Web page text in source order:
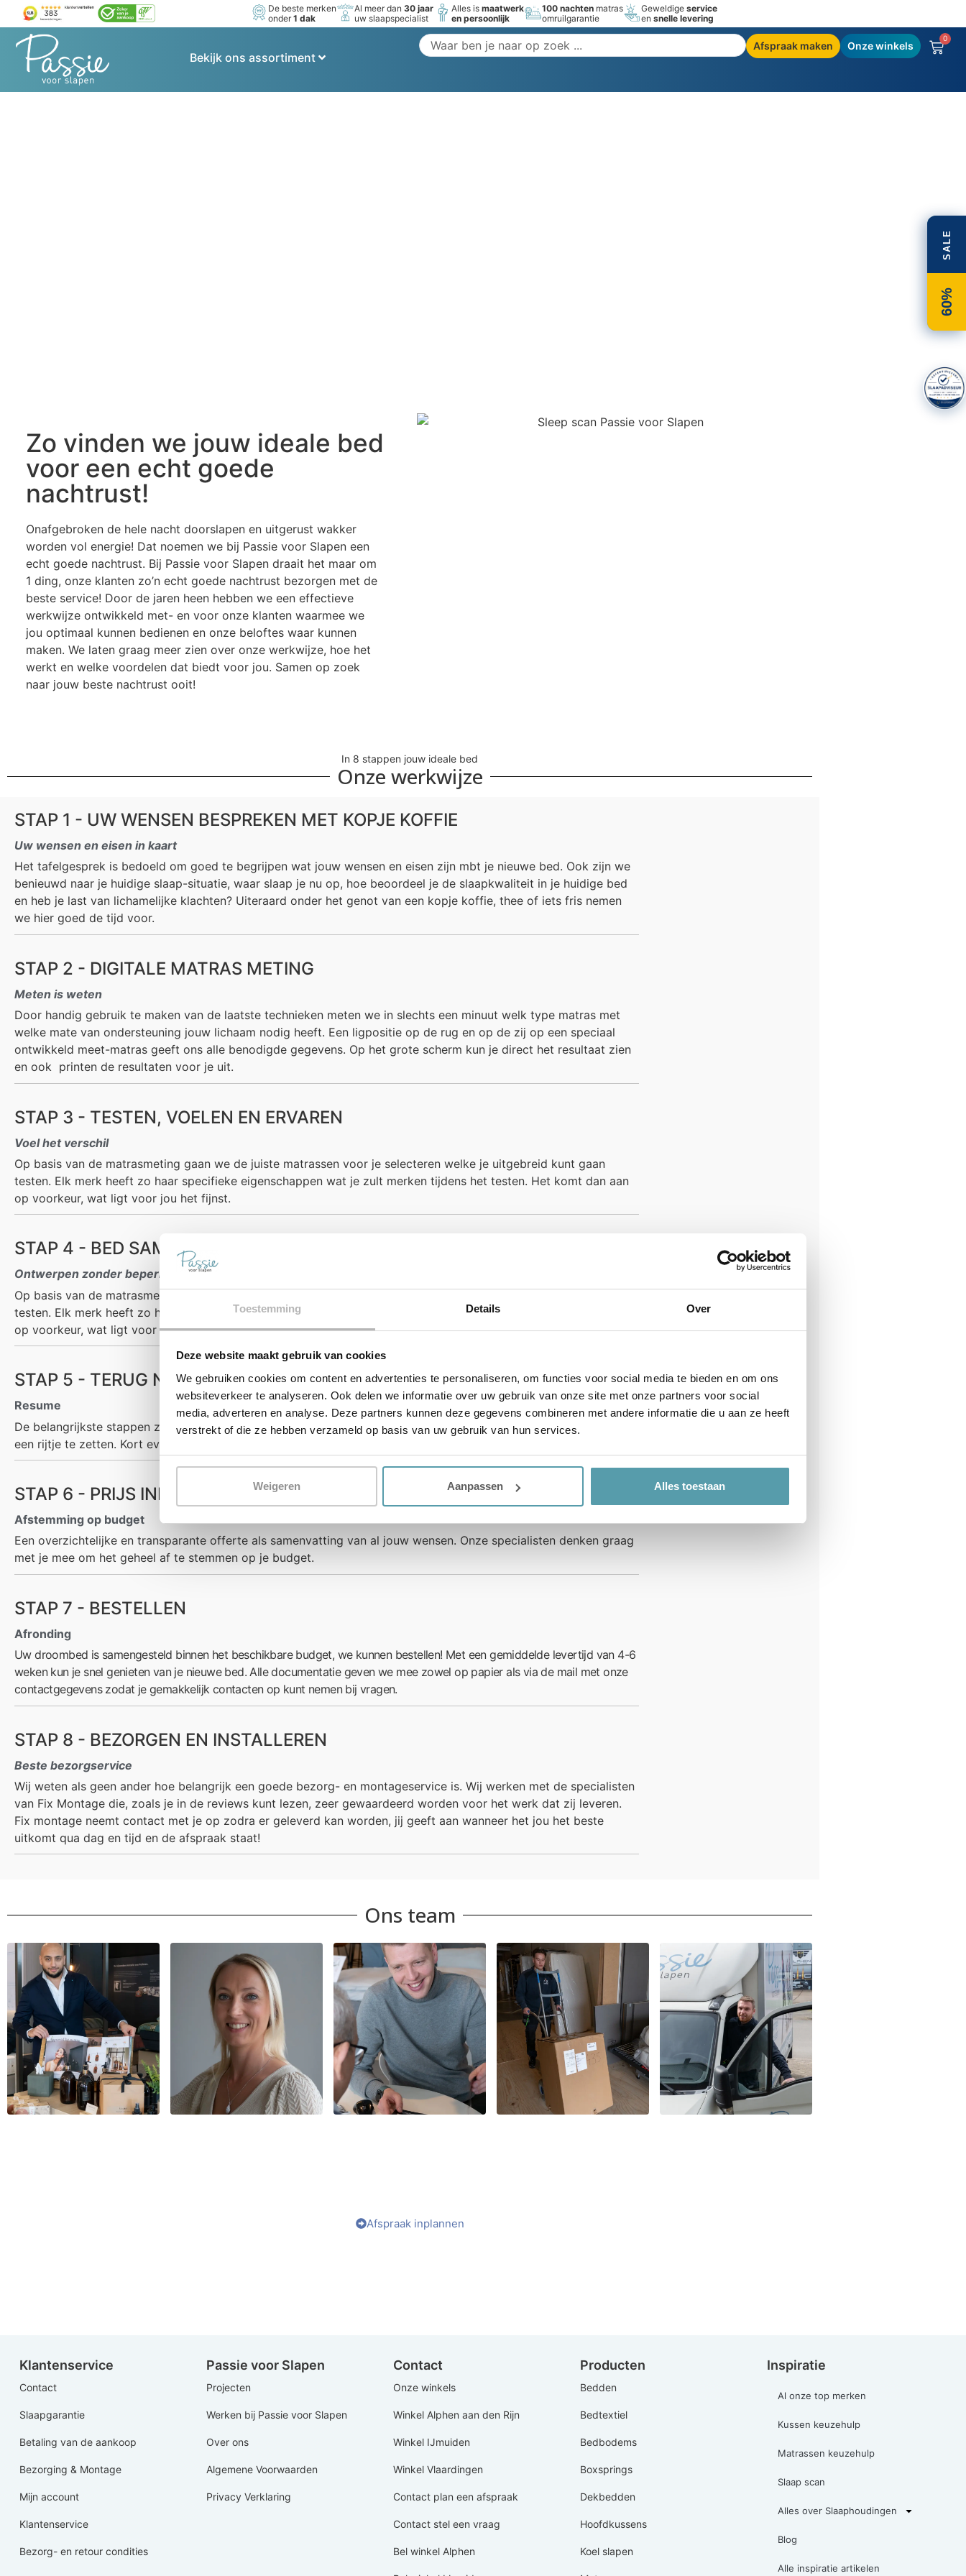
Toestemming Details Over
Deze website maakt gebruik van cookies
We gebruiken cookies om content en advertenties te personaliseren, om functies voor social media te bieden en om ons
websiteverkeer te analyseren. Ook delen we informatie over uw gebruik van onze site met onze partners voor social
media, adverteren en analyse. Deze partners kunnen deze gegevens combineren met andere informatie die u aan ze heeft
verstrekt of die ze hebben verzameld op basis van uw gebruik van hun services.
Weigeren Aanpassen Alles toestaan
De beste merken
onder1 dak
Al meer dan30 jaar
uw slaapspecialist
Alles ismaatwerk
en persoonlijk
100 nachten matras
omruilgarantie
Geweldigeservice
ensnelle levering
Bekijk ons assortiment
Afspraak maken Onze winkels
0
SALE
60%
Zo vinden we jouw ideale bed
voor een echt goede
nachtrust!
Onafgebroken de hele nacht doorslapen en uitgerust wakker
worden vol energie! Dat noemen we bij Passie voor Slapen een
echt goede nachtrust. Bij Passie voor Slapen draait het maar om
1 ding, onze klanten zo’n echt goede nachtrust bezorgen met de
beste service! Door de jaren heen hebben we een effectieve
werkwijze ontwikkeld met- en voor onze klanten waarmee we
jou optimaal kunnen bedienen en onze beloftes waar kunnen
maken. We laten graag meer zien over onze werkwijze, hoe het
werkt en welke voordelen dat biedt voor jou. Samen op zoek
naar jouw beste nachtrust ooit!
In 8 stappen jouw ideale bed
Onze werkwijze
STAP 1 - UW WENSEN BESPREKEN MET KOPJE KOFFIE
Uw wensen en eisen in kaart
Het tafelgesprek is bedoeld om goed te begrijpen wat jouw wensen en eisen zijn mbt je nieuwe bed. Ook zijn we
benieuwd naar je huidige slaap-situatie, waar slaap je nu op, hoe beoordeel je de slaapkwaliteit in je huidige bed
en heb je last van lichamelijke klachten? Uiteraard onder het genot van een kopje koffie, thee of iets fris nemen
we hier goed de tijd voor.
STAP 2 - DIGITALE MATRAS METING
Meten is weten
Door handig gebruik te maken van de laatste technieken meten we in slechts een minuut welk type matras met
welke mate van ondersteuning jouw lichaam nodig heeft. Een ligpositie op de rug en op de zij op een speciaal
ontwikkeld meet-matras geeft ons alle benodigde gegevens. Op het grote scherm kun je direct het resultaat zien
en ook printen de resultaten voor je uit.
STAP 3 - TESTEN, VOELEN EN ERVAREN
Voel het verschil
Op basis van de matrasmeting gaan we de juiste matrassen voor je selecteren welke je uitgebreid kunt gaan
testen. Elk merk heeft zo haar specifieke eigenschappen wat je zult merken tijdens het testen. Het komt dan aan
op voorkeur, wat ligt voor jou het fijnst.
STAP 4 - BED SAMENSTELLEN
Ontwerpen zonder beperkingen
Op basis van de matrasmeting gaan we de juiste matrassen voor je selecteren welke je uitgebreid kunt gaan
testen. Elk merk heeft zo haar specifieke eigenschappen wat je zult merken tijdens het testen. Het komt dan aan
op voorkeur, wat ligt voor jou het fijnst.
STAP 5 - TERUG NAAR DE TAFEL
Resume
De belangrijkste stappen zijn inmiddels genomen, goed om even terug naar de tafel te gaan om alles nog eens op
een rijtje te zetten. Kort evalueren welk droombed we hebben samengesteld op basis van welke wensen en eisen.
STAP 6 - PRIJS INDICATIE / OFFERTE OPMAKEN
Afstemming op budget
Een overzichtelijke en transparante offerte als samenvatting van al jouw wensen. Onze specialisten denken graag
met je mee om het geheel af te stemmen op je budget.
STAP 7 - BESTELLEN
Afronding
Uw droombed is samengesteld binnen het beschikbare budget, we kunnen bestellen! Met een gemiddelde levertijd van 4-6
weken kun je snel genieten van je nieuwe bed. Alle documentatie geven we mee zowel op papier als via de mail met onze
contactgegevens zodat je gemakkelijk contacten op kunt nemen bij vragen.
STAP 8 - BEZORGEN EN INSTALLEREN
Beste bezorgservice
Wij weten als geen ander hoe belangrijk een goede bezorg- en montageservice is. Wij werken met de specialisten
van Fix Montage die, zoals je in de reviews kunt lezen, zeer gewaardeerd worden voor het werk dat zij leveren.
Fix montage neemt contact met je op zodra er geleverd kan worden, jij geeft aan wanneer het jou het beste
uitkomt qua dag en tijd en de afspraak staat!
Ons team
Afspraak inplannen
Klantenservice
Contact
Slaapgarantie
Betaling van de aankoop
Bezorging & Montage
Mijn account
Klantenservice
Bezorg- en retour condities
Passie voor Slapen
Projecten
Werken bij Passie voor Slapen
Over ons
Algemene Voorwaarden
Privacy Verklaring
Contact
Onze winkels
Winkel Alphen aan den Rijn
Winkel IJmuiden
Winkel Vlaardingen
Contact plan een afspraak
Contact stel een vraag
Bel winkel Alphen
Producten
Bedden
Bedtextiel
Bedbodems
Boxsprings
Dekbedden
Hoofdkussens
Koel slapen
Inspiratie
Al onze top merken
Kussen keuzehulp
Matrassen keuzehulp
Slaap scan
Alles over Slaaphoudingen
Blog
Alle inspiratie artikelen